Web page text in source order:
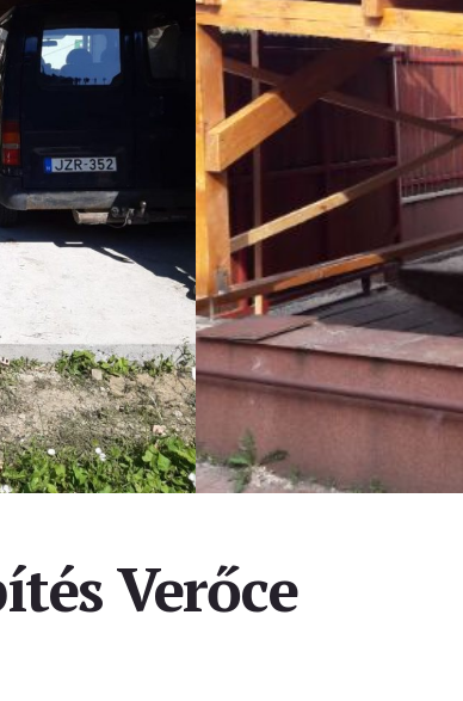
Verőce